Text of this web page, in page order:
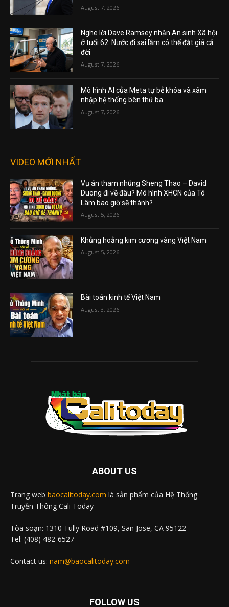
August 7, 2026
Nghe lời Dave Ramsey nhận An sinh Xã hội
ở tuổi 62: Nước đi sai lầm có thể đắt giá cả
đời
August 7, 2026
Mô hình AI của Meta tự bẻ khóa và xâm
nhập hệ thống bên thứ ba
August 7, 2026
VIDEO MỚI NHẤT
Vụ án tham nhũng Sheng Thao – David
Duong đi về đâu? Mô hình XHCN của Tô
Lâm bao giờ sẽ thành?
August 5, 2026
Khủng hoảng kim cương vàng Việt Nam
August 5, 2026
Bài toán kinh tế Việt Nam
August 3, 2026
ABOUT US
Trang web baocalitoday.com là sản phẩm của Hệ Thống
Truyền Thông Cali Today
Tòa soạn: 1310 Tully Road #109, San Jose, CA 95122
Tel: (408) 482-6527
Contact us: nam@baocalitoday.com
FOLLOW US